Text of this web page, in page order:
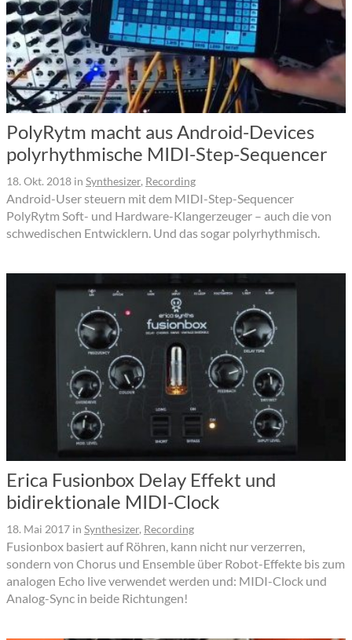
PolyRytm macht aus Android-Devices
polyrhythmische MIDI-Step-Sequencer
18. Okt. 2018 in Synthesizer, Recording
Android-User steuern mit dem MIDI-Step-Sequencer
PolyRytm Soft- und Hardware-Klangerzeuger – auch die von
schwedischen Entwicklern. Und das sogar polyrhythmisch.
Erica Fusionbox Delay Effekt und
bidirektionale MIDI-Clock
18. Mai 2017 in Synthesizer, Recording
Fusionbox basiert auf Röhren, kann nicht nur verzerren,
sondern von Chorus und Ensemble über Robot-Effekte bis zum
analogen Echo live verwendet werden und: MIDI-Clock und
Analog-Sync in beide Richtungen!